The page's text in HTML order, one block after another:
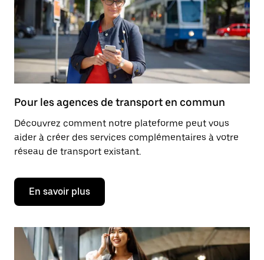
Pour les agences de transport en commun
Découvrez comment notre plateforme peut vous
aider à créer des services complémentaires à votre
réseau de transport existant.
En savoir plus